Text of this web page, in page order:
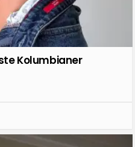
Kolumbianer